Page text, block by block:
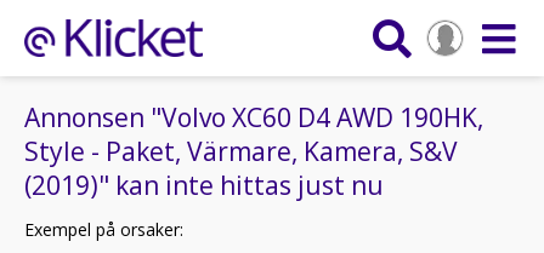
Annonsen "Volvo XC60 D4 AWD 190HK,
Style - Paket, Värmare, Kamera, S&V
(2019)" kan inte hittas just nu
Exempel på orsaker: